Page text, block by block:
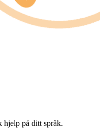
hjelp på ditt språk.